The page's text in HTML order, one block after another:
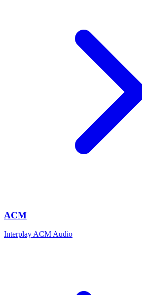
ACM
Interplay ACM Audio